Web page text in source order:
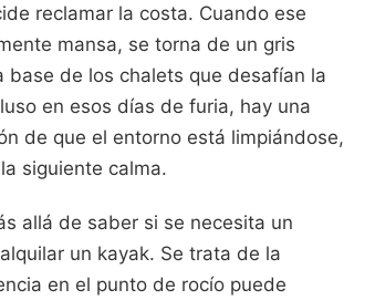
reclamar la costa. Cuando ese
mansa, se torna de un gris
base de los chalets que desafían la
en esos días de furia, hay una
de que el entorno está limpiándose,
siguiente calma.
allá de saber si se necesita un
un kayak. Se trata de la
en el punto de rocío puede